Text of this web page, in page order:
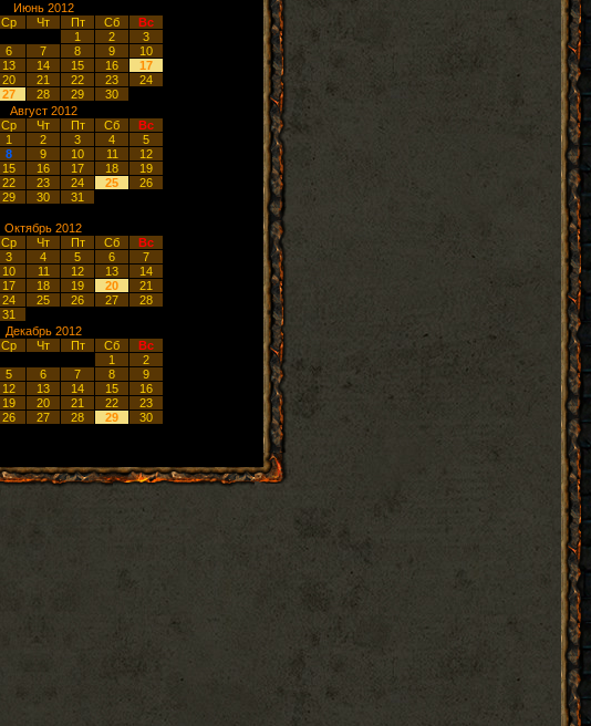
Июнь 2012
Ср Чт Пт Сб
Вс
1
2
3
6 7 8 9
10
13 14 15 16
17
20 21 22 23
24
27 28 29
30
Август 2012
Ср Чт Пт Сб
Вс
1
2 3 4
5
8 9 10 11
12
15 16 17 18
19
22 23 24 25
26
29 30 31
Октябрь 2012
Ср Чт Пт Сб
Вс
3 4 5 6
7
10 11 12 13
14
17 18 19 20
21
24 25 26 27
28
31
Декабрь 2012
Ср Чт Пт Сб
Вс
1
2
5 6 7 8
9
12 13 14 15
16
19 20 21 22
23
26 27 28 29
30